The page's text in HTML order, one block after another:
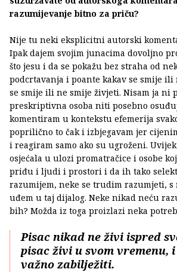
razumijevanje bitno za priču?
Nije tu neki eksplicitni autorski
Ipak dajem svojim junacima dovoljno
što jesu i da se pokažu bez straha od
podcrtavanja i poante kakav se smije ili
se smije ili ne smije živjeti. Nisam ja ni
preskriptivna osoba niti posebno
komentiram u kontekstu efemerija
poprilično to čak i izbjegavam jer
i reagiram samo ako su ugroženi.
osjećala u ulozi promatračice i osobe
priđu i ljudi i prostori i da ih tako
razumijem, neke se trudim razumjeti, s
uđem u taj dijalog. Neke nikad neću
bih? Možda iz toga proizlazi neka
Pisac nikad ne živi ispred
pisac živi u svom vremenu,
važno zabilježiti.